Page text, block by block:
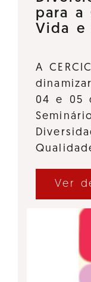
para a
Vida e
A
04 e 05
Ver